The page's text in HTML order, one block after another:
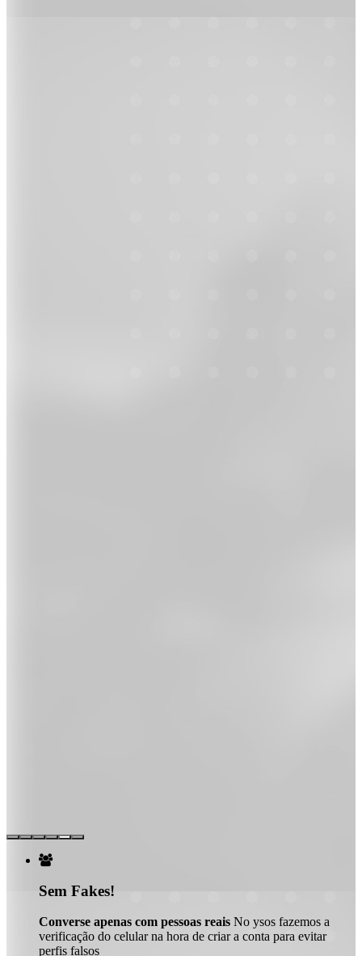

Sem Fakes!
Converse apenas com pessoas reais No ysos fazemos a
verificação do celular na hora de criar a conta para evitar
perfis falsos